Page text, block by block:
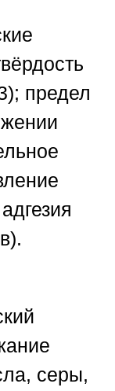
предел
серы,